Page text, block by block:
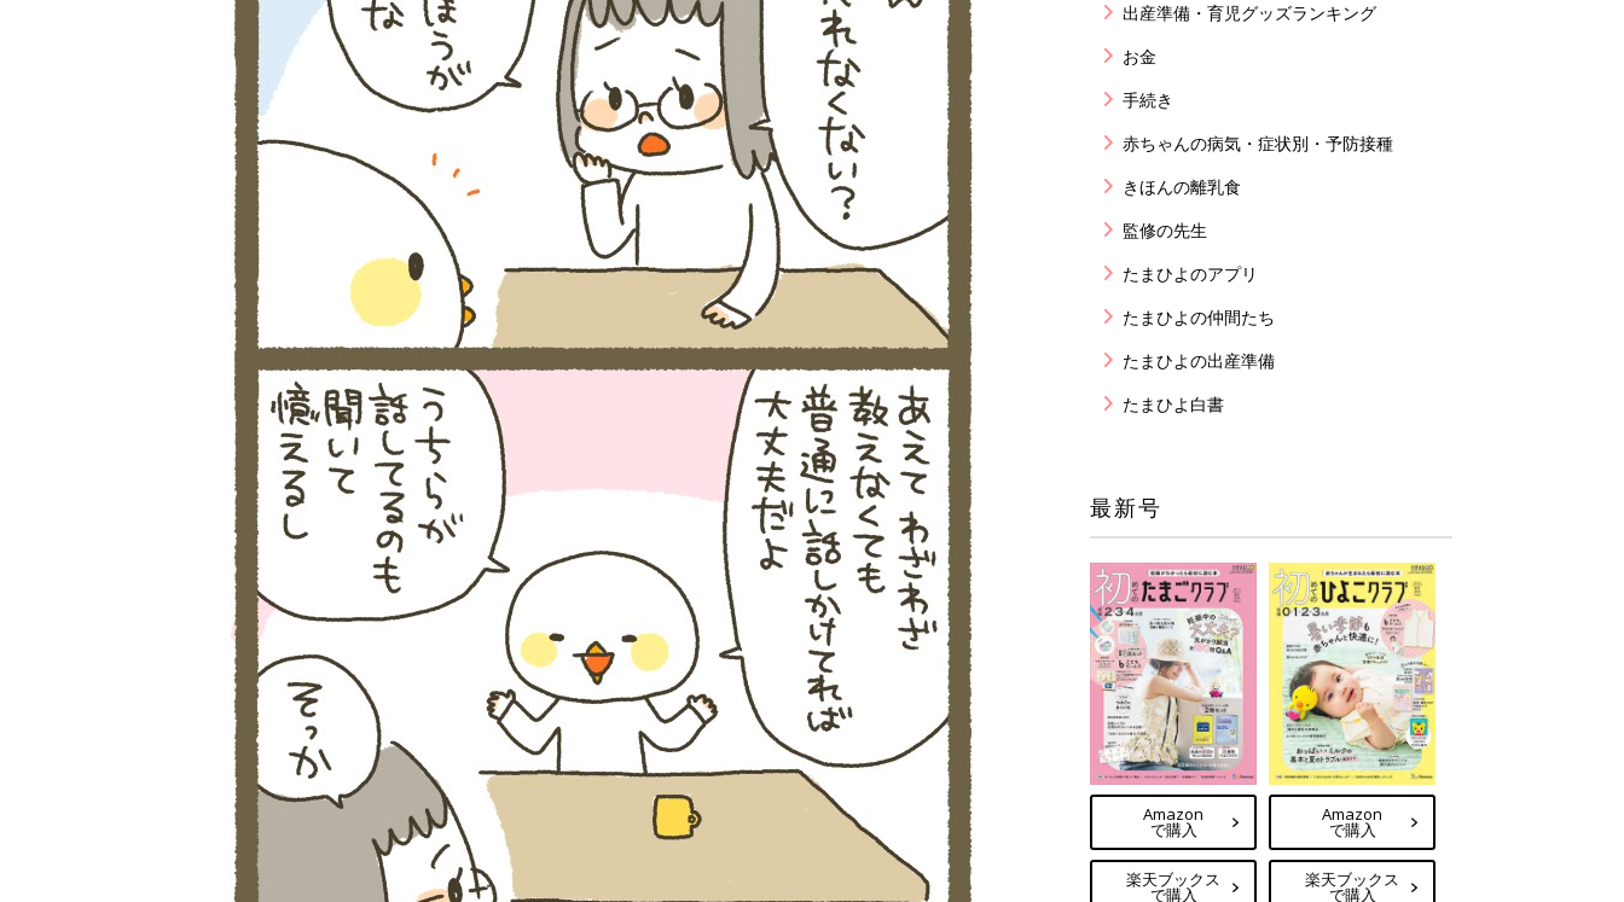
出産準備・育児グッズランキング
お金
手続き
赤ちゃんの病気・症状別・予防接種
きほんの離乳食
監修の先生
たまひよのアプリ
たまひよの仲間たち
たまひよの出産準備
たまひよ白書
最新号
Amazon
で購入
楽天ブックス
で購入
Amazon
で購入
楽天ブックス
で購入